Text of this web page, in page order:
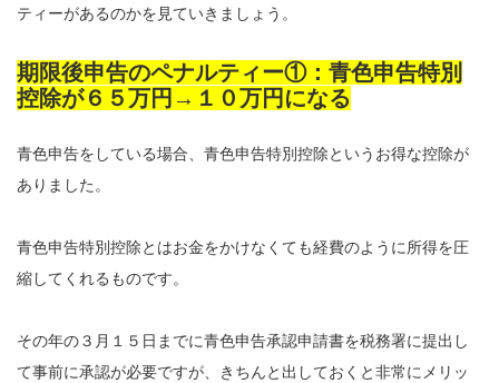
ティーがあるのかを見ていきましょう。
期限後申告のペナルティー①：青色申告特別
控除が６５万円→１０万円になる
青色申告をしている場合、青色申告特別控除というお得な控除が
ありました。
青色申告特別控除とはお金をかけなくても経費のように所得を圧
縮してくれるものです。
その年の３月１５日までに青色申告承認申請書を税務署に提出し
て事前に承認が必要ですが、きちんと出しておくと非常にメリッ